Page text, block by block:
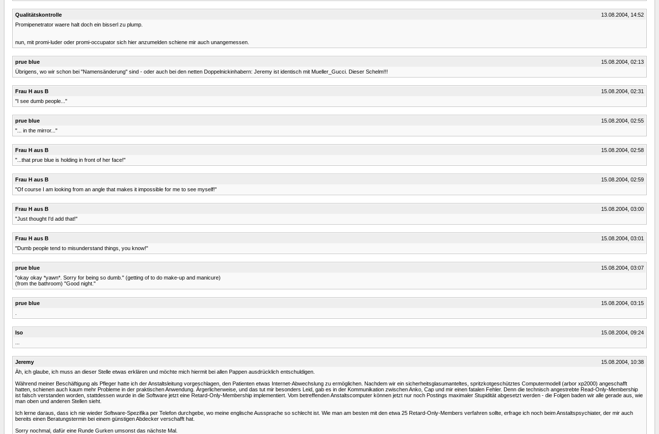
Qualitätskontrolle
13.08.2004, 14:52
Promipenetrator waere halt doch ein bisserl zu plump.
nun, mit promi-luder oder promi-occupator sich hier anzumelden schiene mir auch unangemessen.
prue blue
15.08.2004, 02:13
Übrigens, wo wir schon bei "Namensänderung" sind - oder auch bei den netten Doppelnickinhabern: Jeremy ist identisch mit Mueller_Gucci. Dieser Schelm!!!
Frau H aus B
15.08.2004, 02:31
"I see dumb people..."
prue blue
15.08.2004, 02:55
"... in the mirror..."
Frau H aus B
15.08.2004, 02:58
"...that prue blue is holding in front of her face!"
Frau H aus B
15.08.2004, 02:59
"Of course I am looking from an angle that makes it impossible for me to see myself!"
Frau H aus B
15.08.2004, 03:00
"Just thought I'd add that!"
Frau H aus B
15.08.2004, 03:01
"Dumb people tend to misunderstand things, you know!"
prue blue
15.08.2004, 03:07
"okay okay *yawn*. Sorry for being so dumb." (getting of to do make-up and manicure)
(from the bathroom) "Good night."
prue blue
15.08.2004, 03:15
Iso
15.08.2004, 09:24
Jeremy
15.08.2004, 10:38
Äh, ich glaube, ich muss an dieser Stelle etwas erklären und möchte mich hiermit bei allen Pappen ausdrücklich entschuldigen.
Während meiner Beschäftigung als Pfleger hatte ich der Anstaltsleitung vorgeschlagen, den Patienten etwas Internet-Abwechslung zu ermöglichen. Nachdem wir ein sicherheitsglasumanteltes, spritzkotgeschütztes Computermodell (arbor xp2000) angeschafft
hatten, schienen auch kaum mehr Probleme in der praktischen Anwendung. Ärgerlicherweise, und das tut mir besonders Leid, gab es in der Kommunikation zwischen Anko, Cap und mir einen fatalen Fehler. Denn die technisch angestrebte Read-Only-Membership
ist falsch verstanden worden, stattdessen wurde in die Software jetzt eine Retard-Only-Membership implementiert. Vom betreffenden Anstaltscomputer können jetzt nur noch Postings maximaler Stupidität abgesetzt werden - die Folgen baden wir alle gerade aus, wie
man oben und anderen Stellen sieht.
Ich lerne daraus, dass ich nie wieder Software-Spezifika per Telefon durchgebe, wo meine englische Aussprache so schlecht ist. Wie man am besten mit den etwa 25 Retard-Only-Members verfahren sollte, erfrage ich noch beim Anstaltspsychiater, der mir auch
bereits einen Beratungstermin bei einem günstigen Abdecker verschafft hat.
Sorry nochmal, dafür eine Runde Gurken umsonst das nächste Mal.